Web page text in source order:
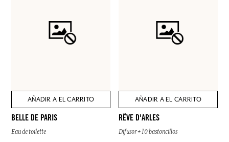
AÑADIR A EL CARRITO
BELLE DE PARIS
Eau de toilette
AÑADIR A EL CARRITO
RÊVE D'ARLES
Difusor + 10 bastoncillos